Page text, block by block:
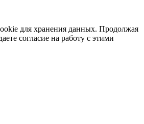
для хранения данных. Продолжая
согласие на работу с этими